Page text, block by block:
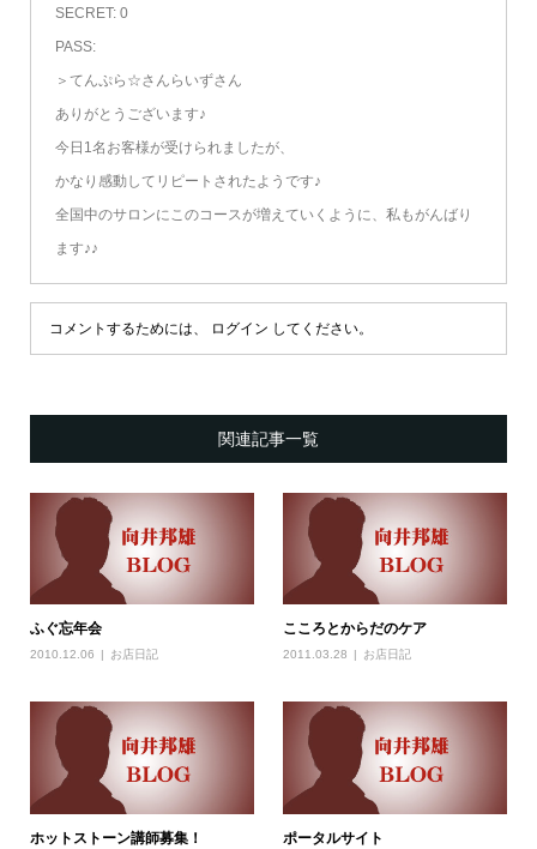
SECRET: 0
PASS:
＞てんぷら☆さんらいずさん
ありがとうございます♪
今日1名お客様が受けられましたが、
かなり感動してリピートされたようです♪
全国中のサロンにこのコースが増えていくように、私もがんばり
ます♪♪
コメントするためには、 ログイン してください。
関連記事一覧
ふぐ忘年会
2010.12.06 お店日記
こころとからだのケア
2011.03.28 お店日記
ホットストーン講師募集！ ポータルサイト